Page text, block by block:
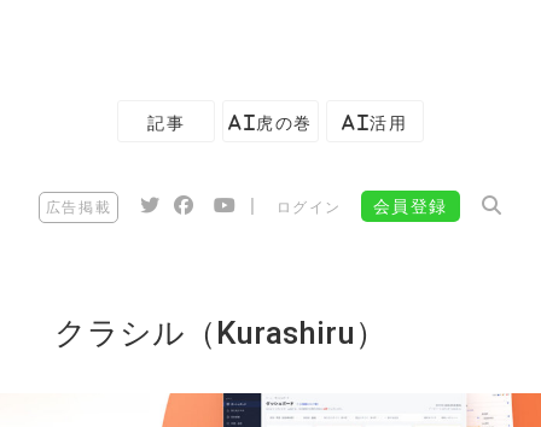
記事 AI虎の巻 AI活用
広告掲載 ログイン 会員登録
クラシル（Kurashiru）